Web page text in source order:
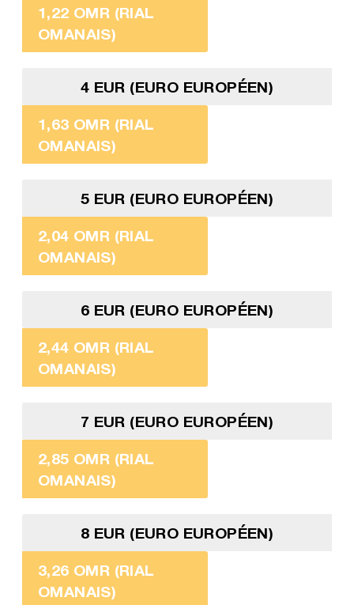
1,22 OMR (RIAL
OMANAIS)
4 EUR (EURO EUROPÉEN)
1,63 OMR (RIAL
OMANAIS)
5 EUR (EURO EUROPÉEN)
2,04 OMR (RIAL
OMANAIS)
6 EUR (EURO EUROPÉEN)
2,44 OMR (RIAL
OMANAIS)
7 EUR (EURO EUROPÉEN)
2,85 OMR (RIAL
OMANAIS)
8 EUR (EURO EUROPÉEN)
3,26 OMR (RIAL
OMANAIS)